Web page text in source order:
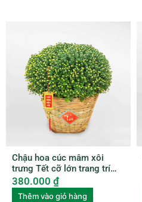
Chậu hoa cúc mâm xôi
trưng Tết cỡ lớn trang trí
xọt tre HCMX001
380.000 ₫
Thêm vào giỏ hàng